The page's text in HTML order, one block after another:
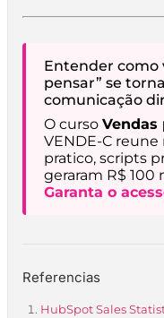
Entender como
pensar” se
comunicação
O curso Vendas
VENDE-C
pratico, scripts
geraram R$ 100
Garanta o
Referencias
HubSpot Sales